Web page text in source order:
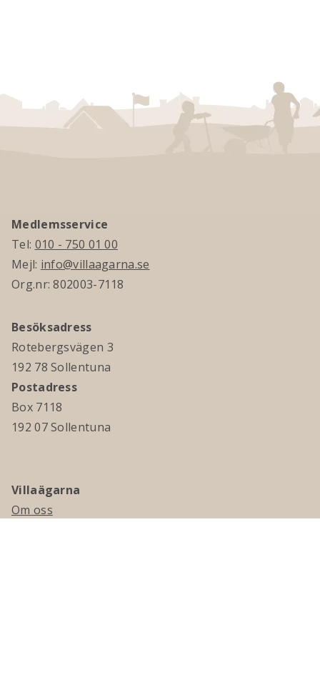
Medlemsservice
Tel: 010 - 750 01 00
Mejl: info@villaagarna.se
Org.nr: 802003-7118
Besöksadress
Rotebergsvägen 3
192 78 Sollentuna
Postadress
Box 7118
192 07 Sollentuna
Villaägarna
Om oss